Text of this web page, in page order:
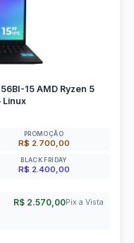
15 AMD Ryzen 5
Linux
PROMOÇÃO
R$ 2.700,00
BLACK FRIDAY
R$ 2.400,00
R$ 2.570,00Pix a Vista